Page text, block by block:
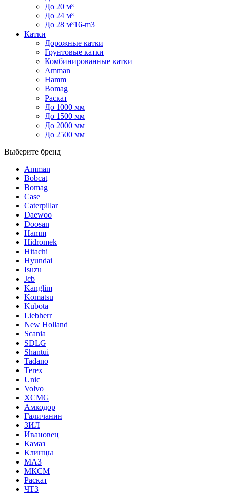
До 20 м³
До 24 м³
До 28 м³16-m3
Катки
Дорожные катки
Грунтовые катки
Комбинированные катки
Amman
Hamm
Bomag
Раскат
До 1000 мм
До 1500 мм
До 2000 мм
До 2500 мм
Выберите бренд
Amman
Bobcat
Bomag
Case
Caterpillar
Daewoo
Doosan
Hamm
Hidromek
Hitachi
Hyundai
Isuzu
Jcb
Kanglim
Komatsu
Kubota
Liebherr
New Holland
Scania
SDLG
Shantui
Tadano
Terex
Unic
Volvo
XCMG
Амкодор
Галичанин
ЗИЛ
Ивановец
Камаз
Клинцы
МАЗ
МКСМ
Раскат
ЧТЗ